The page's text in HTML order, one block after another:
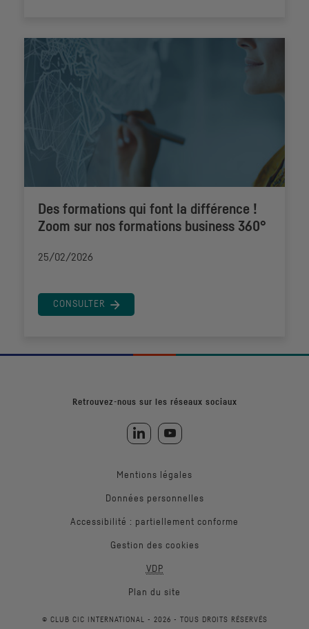
Des formations qui font la différence !
Zoom sur nos formations business 360°
25/02/2026
CONSULTER
Retrouvez-nous sur les réseaux sociaux
Retrouvez-nous sur LinkedIn
Retrouvez nous sur YouTube
Mentions légales
Données personnelles
Accessibilité : partiellement conforme
Gestion des cookies
VDP
Plan du site
© CLUB CIC INTERNATIONAL - 2026 - TOUS DROITS RÉSERVÉS